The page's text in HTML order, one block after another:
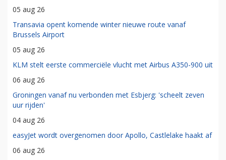
05 aug 26
Transavia opent komende winter nieuwe route vanaf
Brussels Airport
05 aug 26
KLM stelt eerste commerciële vlucht met Airbus A350-900 uit
06 aug 26
Groningen vanaf nu verbonden met Esbjerg: 'scheelt zeven
uur rijden'
04 aug 26
easyJet wordt overgenomen door Apollo, Castlelake haakt af
06 aug 26